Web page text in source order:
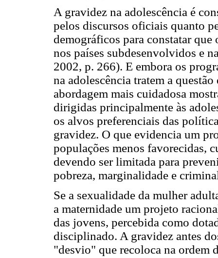
A gravidez na adolescência é
pelos discursos oficiais quanto
demográficos para constatar
nos países subdesenvolvidos e
2002, p. 266). E embora os
na adolescência tratem a
abordagem mais cuidadosa
dirigidas principalmente às
os alvos preferenciais das
gravidez. O que evidencia um
populações menos favorecidas,
devendo ser limitada para
pobreza, marginalidade e
Se a sexualidade da mulher
a maternidade um projeto
das jovens, percebida como
disciplinado. A gravidez antes
"desvio" que recoloca na ordem